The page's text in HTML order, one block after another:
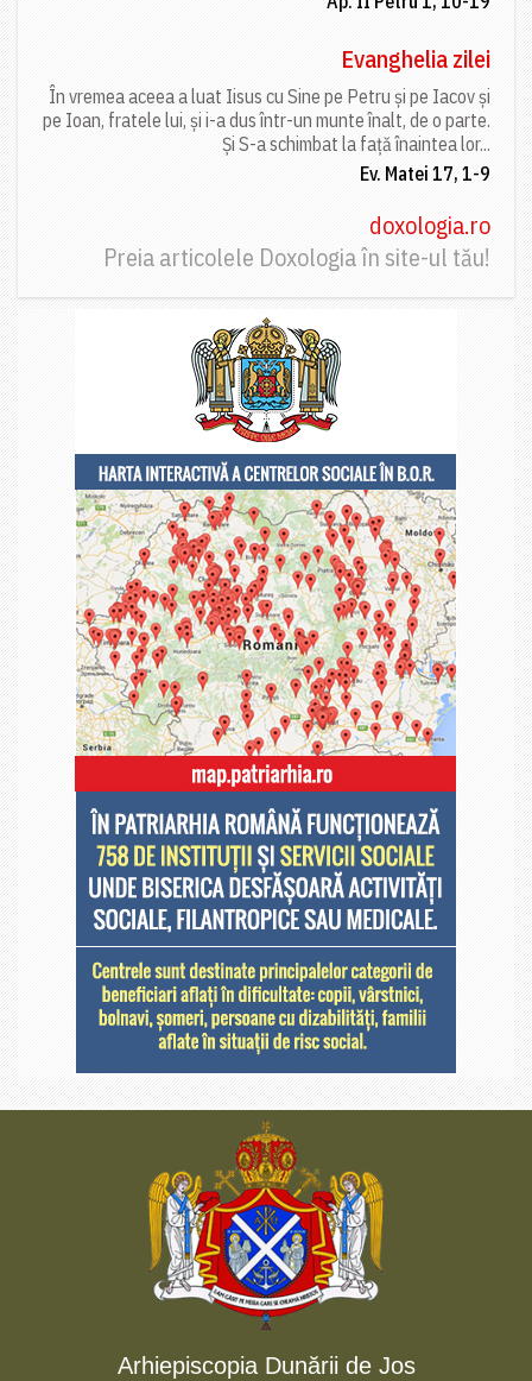
Evanghelia zilei
În vremea aceea a luat Iisus cu Sine pe Petru și pe Iacov și
pe Ioan, fratele lui, și i-a dus într-un munte înalt, de o parte.
Și S-a schimbat la față înaintea lor...
Ev. Matei 17, 1-9
doxologia.ro
Preia articolele Doxologia în site-ul tău!
Arhiepiscopia Dunării de Jos